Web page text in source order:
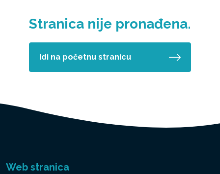
Stranica nije pronađena.
Idi na početnu stranicu
Web stranica